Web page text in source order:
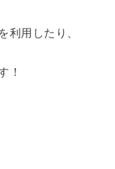
利用したり、
！